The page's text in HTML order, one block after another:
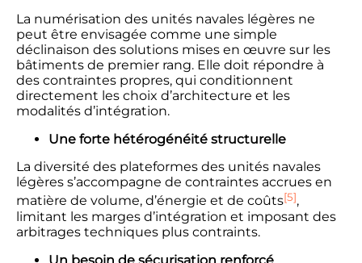
La numérisation des unités navales légères ne
peut être envisagée comme une simple
déclinaison des solutions mises en œuvre sur les
bâtiments de premier rang. Elle doit répondre à
des contraintes propres, qui conditionnent
directement les choix d’architecture et les
modalités d’intégration.
Une forte hétérogénéité structurelle
La diversité des plateformes des unités navales
légères s’accompagne de contraintes accrues en
matière de volume, d’énergie et de coûts[5],
limitant les marges d’intégration et imposant des
arbitrages techniques plus contraints.
Un besoin de sécurisation renforcé